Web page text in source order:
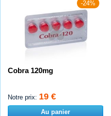
-24%
Cobra 120mg
Notre prix: 19 €
Au panier